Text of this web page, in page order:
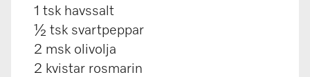
1 tsk havssalt
½ tsk svartpeppar
2 msk olivolja
2 kvistar rosmarin